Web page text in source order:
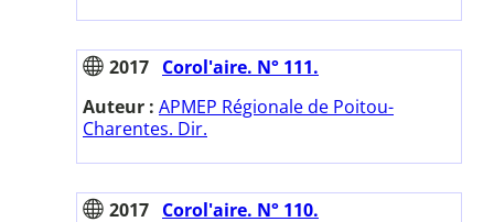
2017 Corol'aire. N° 111.
Auteur : APMEP Régionale de Poitou-
Charentes. Dir.
2017 Corol'aire. N° 110.